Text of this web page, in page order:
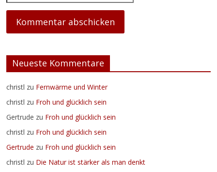
Neueste Kommentare
christl zu Fernwärme und Winter
christl zu Froh und glücklich sein
Gertrude zu Froh und glücklich sein
christl zu Froh und glücklich sein
Gertrude zu Froh und glücklich sein
christl zu Die Natur ist stärker als man denkt